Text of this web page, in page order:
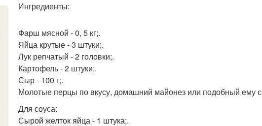
Ингредиенты:
Фарш мясной - 0, 5 кг;.
Яйца крутые - 3 штуки;.
Лук репчатый - 2 головки;.
Картофель - 2 штуки;.
Сыр - 100 г;.
Молотые перцы по вкусу, домашний майонез или подобный ему
Для соуса:
Сырой желток яйца - 1 штука;.